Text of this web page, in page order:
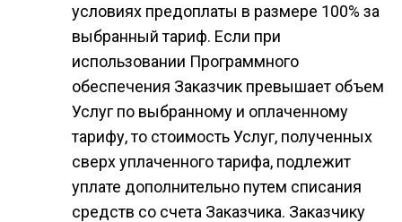
условиях предоплаты в размере 100% за
выбранный тариф. Если при
использовании Программного
обеспечения Заказчик превышает объем
Услуг по выбранному и оплаченному
тарифу, то стоимость Услуг, полученных
сверх уплаченного тарифа, подлежит
уплате дополнительно путем списания
средств со счета Заказчика. Заказчику